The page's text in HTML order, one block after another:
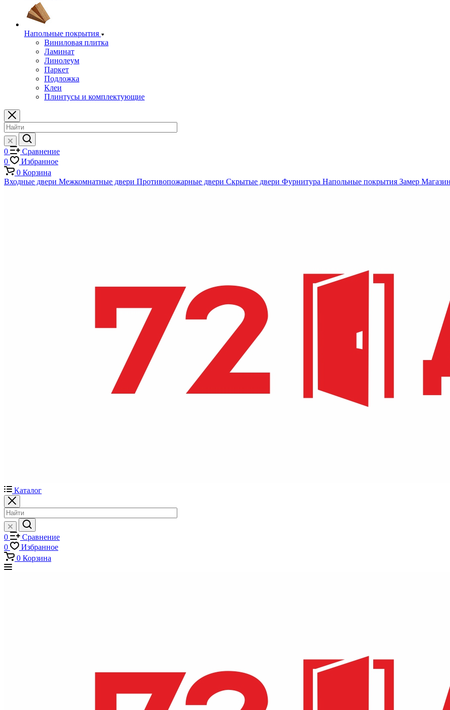
Напольные покрытия
Виниловая плитка
Ламинат
Линолеум
Паркет
Подложка
Клеи
Плинтусы и комплектующие
0
Сравнение
0
Избранное
0 Корзина
Входные двери Межкомнатные двери Противопожарные двери Скрытые двери Фурнитура Напольные покрытия Замер
Каталог
0
Сравнение
0
Избранное
0 Корзина